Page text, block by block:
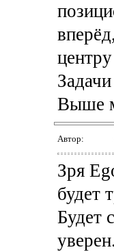
Выше
Автор:
Зря
будет
Будет
уверен.